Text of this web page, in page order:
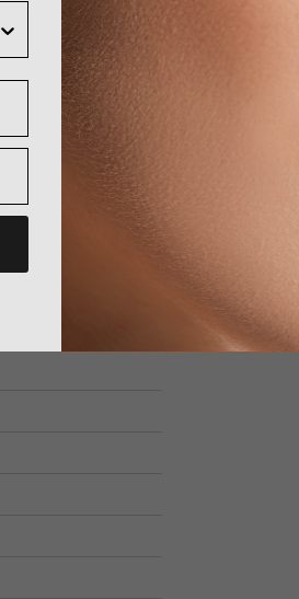
verlangsamen